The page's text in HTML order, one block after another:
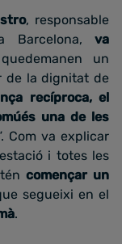
, responsable
Barcelona, va
un
de la dignitat de
recíproca, el
una de les
Com va explicar
i totes les
començar un
segueixi en el
.